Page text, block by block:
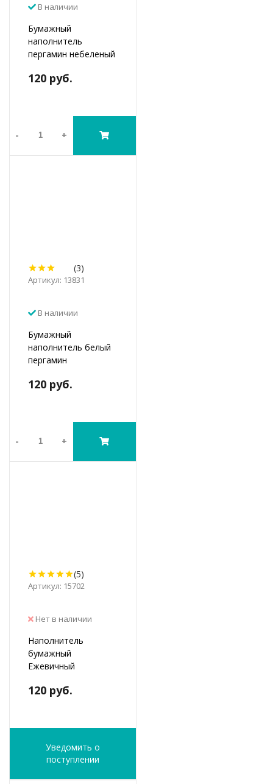
В наличии
Бумажный
наполнитель
пергамин небеленый
120 руб.
- +
(3)
Артикул: 13831
В наличии
Бумажный
наполнитель белый
пергамин
120 руб.
- +
(5)
Артикул: 15702
Нет в наличии
Наполнитель
бумажный
Ежевичный
120 руб.
Уведомить о
поступлении